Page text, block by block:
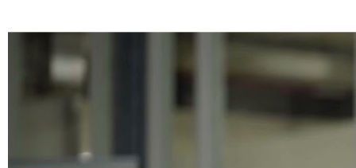
Takeaways
Kadir Ahmed is de oprichter van Kadirsworstenbrood.
Het idee was om halal mainstream te maken in supermarkten.
De groei van het bedrijf ging van lokale winkels naar landelijke distributie.
Ondernemerschap vereist doorzettingsvermogen en zelfvertrouwen.
Financiering via Sharia-compliance is een uitdaging maar mogelijk.
De coronapandemie had een grote impact op de onderneming.
Eyevestor speelde een cruciale rol in de financiering.